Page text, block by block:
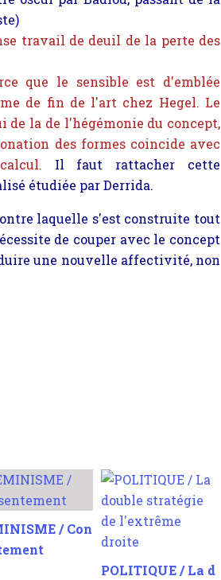
travail de deuil de la perte des
que le sensible est d'emblée
de fin de l'art chez Hegel. Le
la de l'hégémonie du concept,
des formes coincide avec
Il faut rattacher cette
étudiée par Derrida.
laquelle s'est construite tout
de couper avec le concept
une nouvelle affectivité, non
/ Con
POLITIQUE / La d